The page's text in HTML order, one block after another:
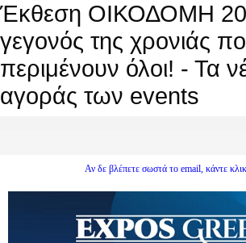
Έκθεση ΟΙΚΟΔΟΜΗ
γεγονός της χρονιάς
περιμένουν όλοι! - Τα
αγοράς των events